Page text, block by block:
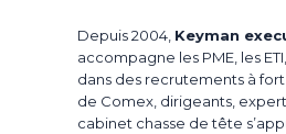
Depuis 2004, Keyman
accompagne les PME, les
dans des recrutements à
de Comex, dirigeants,
cabinet chasse de tête